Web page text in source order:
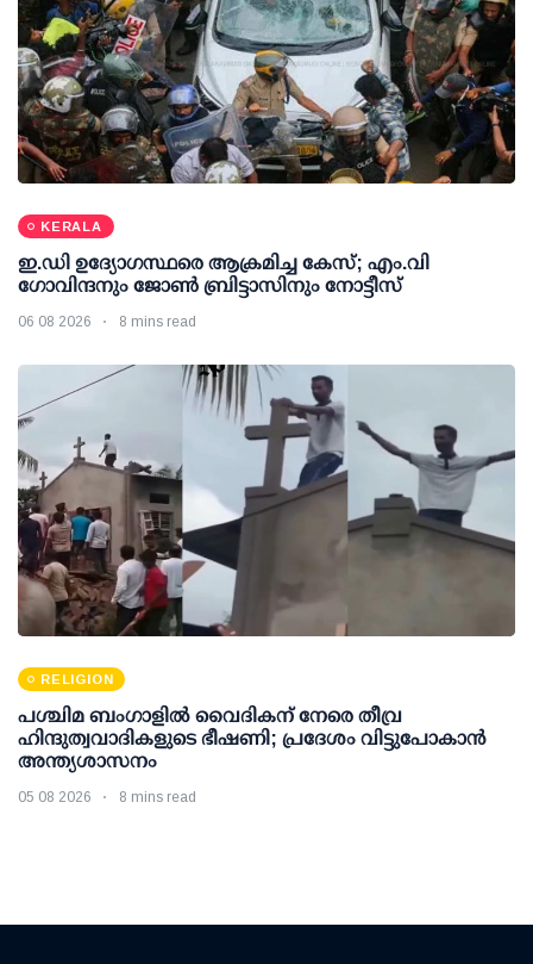
KERALA
ഇ.ഡി ഉദ്യോഗസ്ഥരെ ആക്രമിച്ച കേസ്; എം.വി
ഗോവിന്ദനും ജോണ്‍ ബ്രിട്ടാസിനും നോട്ടീസ്
06 08 2026 8 mins read
RELIGION
പശ്ചിമ ബംഗാളിൽ വൈദികന് നേരെ തീവ്ര
ഹിന്ദുത്വവാദികളുടെ ഭീഷണി; പ്രദേശം വിട്ടുപോകാൻ
അന്ത്യശാസനം
05 08 2026 8 mins read